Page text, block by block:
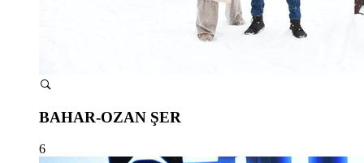
BAHAR-OZAN ŞER
6